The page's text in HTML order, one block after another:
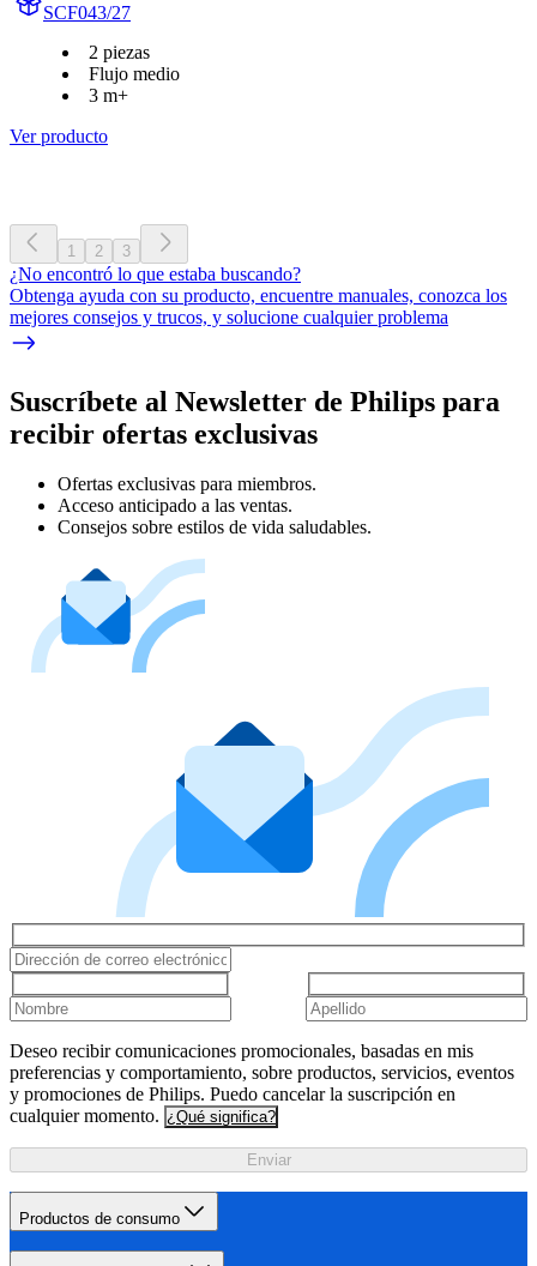
SCF043/27
2 piezas
Flujo medio
3 m+
Ver producto
1 2 3
¿No encontró lo que estaba buscando?
Obtenga ayuda con su producto, encuentre manuales, conozca los
mejores consejos y trucos, y solucione cualquier problema
Suscríbete al Newsletter de Philips para
recibir ofertas exclusivas
Ofertas exclusivas para miembros.
Acceso anticipado a las ventas.
Consejos sobre estilos de vida saludables.
Deseo recibir comunicaciones promocionales, basadas en mis
preferencias y comportamiento, sobre productos, servicios, eventos
y promociones de Philips. Puedo cancelar la suscripción en
cualquier momento. ¿Qué significa?
Enviar
Productos de consumo